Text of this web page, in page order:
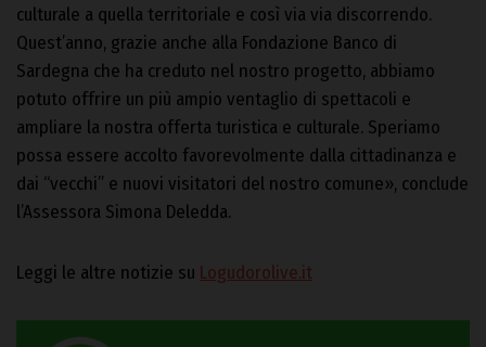
culturale a quella territoriale e così via via discorrendo.
Quest’anno, grazie anche alla Fondazione Banco di
Sardegna che ha creduto nel nostro progetto, abbiamo
potuto offrire un più ampio ventaglio di spettacoli e
ampliare la nostra offerta turistica e culturale. Speriamo
possa essere accolto favorevolmente dalla cittadinanza e
dai “vecchi” e nuovi visitatori del nostro comune», conclude
l’Assessora Simona Deledda.
Leggi le altre notizie su Logudorolive.it